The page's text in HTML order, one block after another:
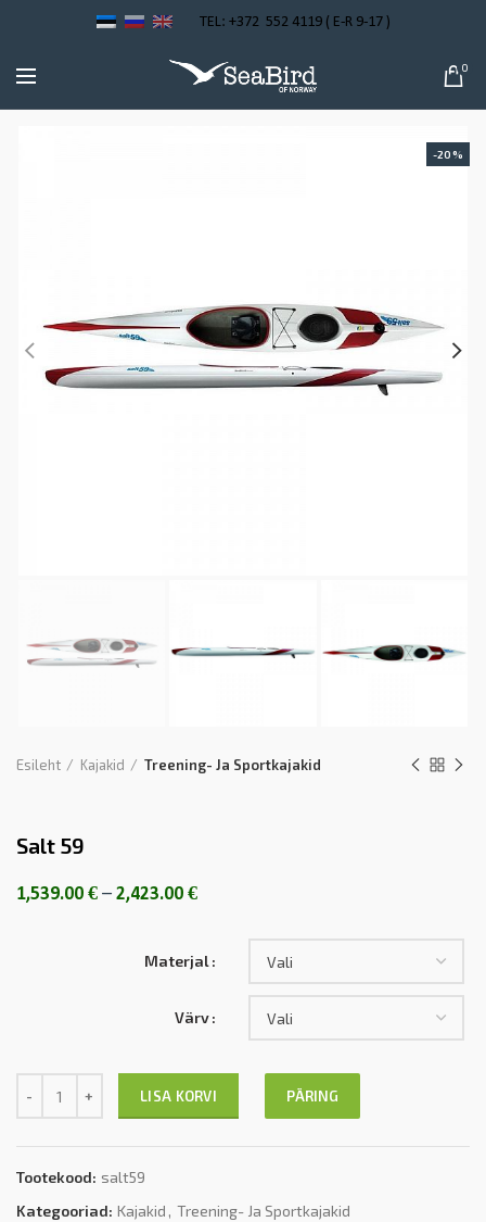
TEL: +372 552 4119 ( E-R 9-17 )
0
-20%
Esileht Kajakid Treening- Ja Sportkajakid
Salt 59
1,539.00 € – 2,423.00 €
Materjal
Värv
LISA KORVI PÄRING
Tootekood: salt59
Kategooriad: Kajakid , Treening- Ja Sportkajakid